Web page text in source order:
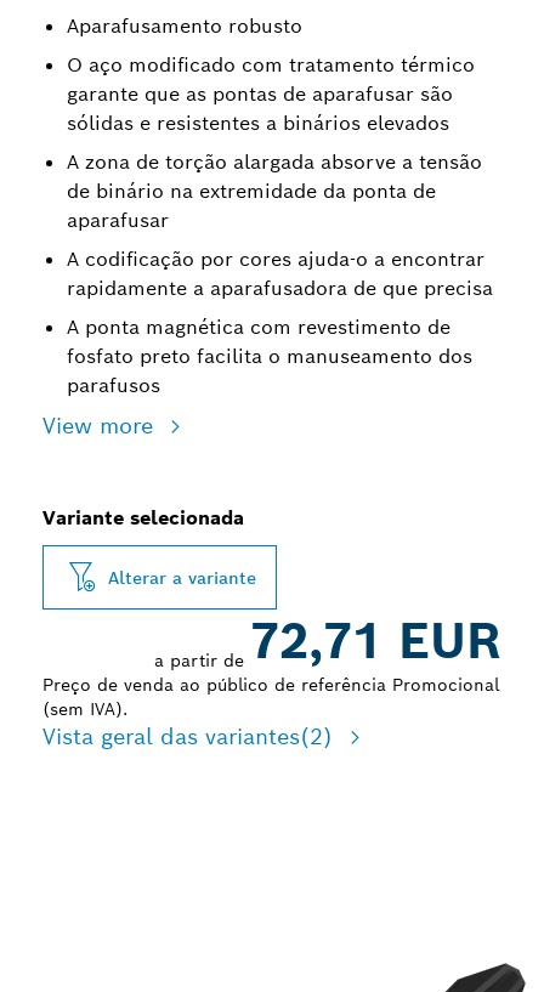
Aparafusamento robusto
O aço modificado com tratamento térmico
garante que as pontas de aparafusar são
sólidas e resistentes a binários elevados
A zona de torção alargada absorve a tensão
de binário na extremidade da ponta de
aparafusar
A codificação por cores ajuda-o a encontrar
rapidamente a aparafusadora de que precisa
A ponta magnética com revestimento de
fosfato preto facilita o manuseamento dos
parafusos
View more
Variante selecionada
Alterar a variante
a partir de 72,71 EUR
Preço de venda ao público de referência Promocional
(sem IVA).
Vista geral das variantes(2)